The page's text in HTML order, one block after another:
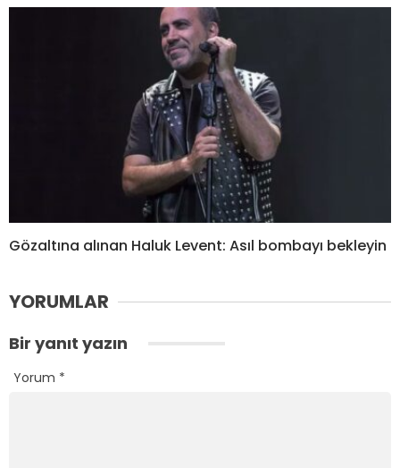
Gözaltına alınan Haluk Levent: Asıl bombayı bekleyin
YORUMLAR
Bir yanıt yazın
Yorum *